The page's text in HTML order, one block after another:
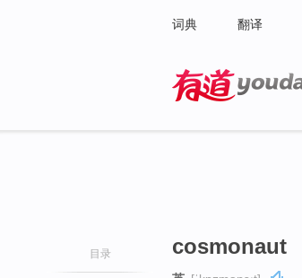
词典 翻译
目录 cosmonaut